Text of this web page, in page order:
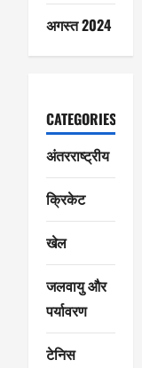
अगस्त 2024
CATEGORIES
अंतरराष्ट्रीय
क्रिकेट
खेल
जलवायु और
पर्यावरण
टेनिस